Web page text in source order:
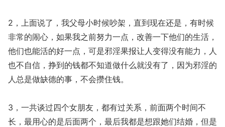
2，上面说了，我父母小时候吵架，直到现在还是，有时候
非常的闹心，如果我之前努力一点，改善一下他们的生活，
他们也能活的好一点，可是邪淫果报让人变得没有能力，人
也不自信，挣到的钱都不知道做什么就没有了，因为邪淫的
人总是做缺德的事，不会攒住钱。
3，一共谈过四个女朋友，都有过关系，前面两个时间不
长，最用心的是后面两个，最后我都是想跟她们结婚，但是